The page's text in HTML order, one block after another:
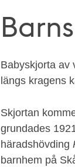
Babyskjorta av
längs kragens
Skjortan
grundades
häradshövding
barnhem på